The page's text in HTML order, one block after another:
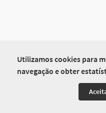
Utilizamos cookies para
navegação e obter